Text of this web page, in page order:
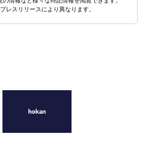
レスリリースにより異なります。